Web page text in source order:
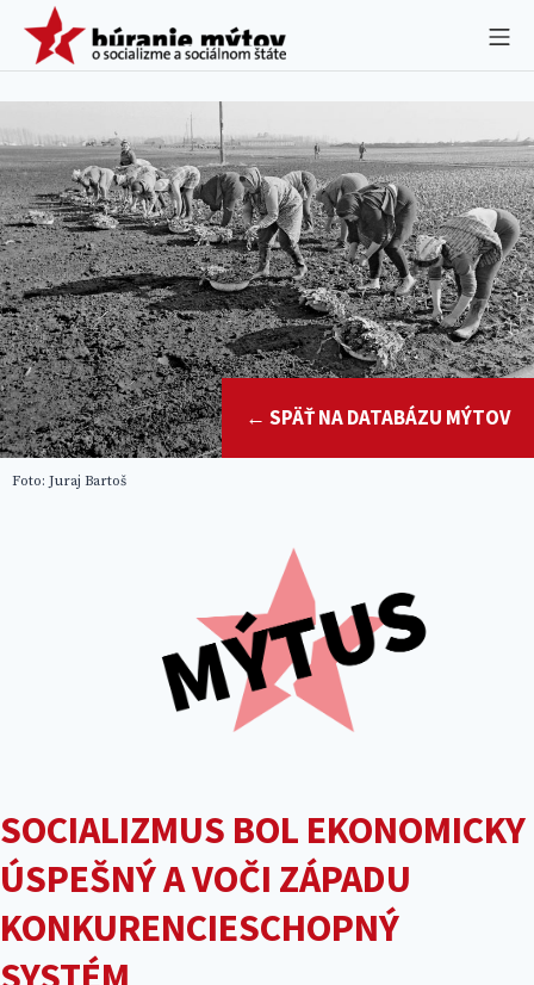
content
BÚRANIE
← SPÄŤ NA DATABÁZU MÝTOV
Foto: Juraj Bartoš
SOCIALIZMUS BOL EKONOMICKY
ÚSPEŠNÝ A VOČI ZÁPADU
KONKURENCIESCHOPNÝ